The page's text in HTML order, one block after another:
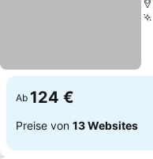
Ab 124 €
Preise von 13 Websites